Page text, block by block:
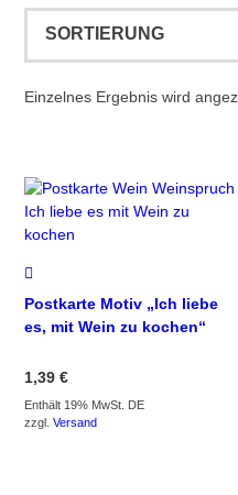
Einzelnes Ergebnis wird
Postkarte Motiv „Ich liebe
es, mit Wein zu kochen“
1,39€
Enthält 19% MwSt. DE
zzgl.Versand